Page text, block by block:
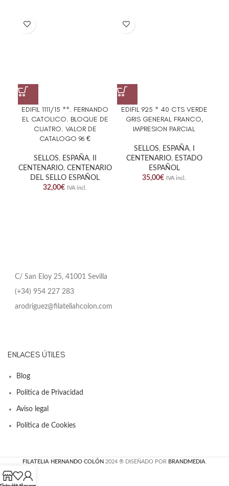
EDIFIL 1111/15 **. FERNANDO
EL CATOLICO. BLOQUE DE
CUATRO. VALOR DE
CATALOGO 96 €
SELLOS, ESPAÑA,
CENTENARIO, CENTENARIO
DEL SELLO ESPAÑOL
32,00€ IVA incl.
EDIFIL 925 * 40 CTS VERDE
GRIS GENERAL FRANCO,
IMPRESION PARCIAL
SELLOS, ESPAÑA,
CENTENARIO, ESTADO
ESPAÑOL
35,00€ IVA incl.
C/ San Eloy 25, 41001 Sevilla
(+34) 954 227 283
arodriguez@filateliahcolon.com
ENLACES ÚTILES
Blog
Política de Privacidad
Aviso legal
Política de Cookies
FILATELIA HERNANDO COLÓN 2024 ® DISEÑADO POR BRANDMEDIA